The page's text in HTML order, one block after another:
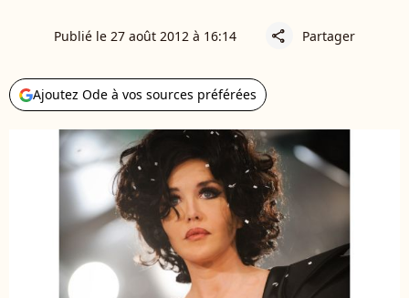
Publié le 27 août 2012 à 16:14 share Partager
Ajoutez Ode à vos sources préférées